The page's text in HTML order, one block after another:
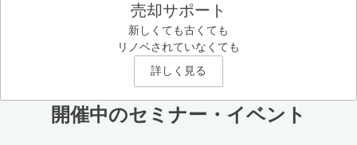
売却サポート
新しくても古くても
リノベされていなくても
詳しく見る
開催中のセミナー・イベント